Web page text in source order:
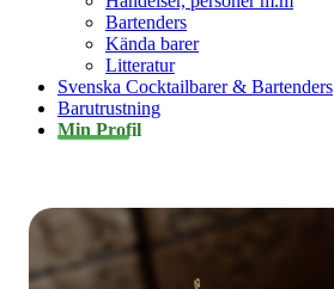
Bartenders
Kända barer
Litteratur
Svenska Cocktailbarer & Bartenders
Barutrustning
Min Profil